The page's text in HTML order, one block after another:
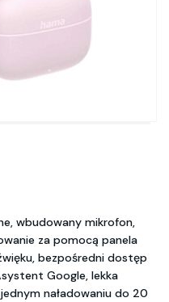
wbudowany mikrofon,
za pomocą panela
bezpośredni dostęp
Google, lekka
naładowaniu do 20